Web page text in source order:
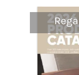
WooCommerce Cart